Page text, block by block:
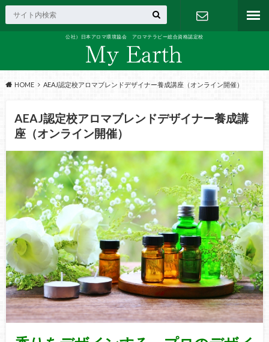
公社）日本アロマ環境協会 アロマテラピー総合資格認定校
HOME AEAJ認定校アロマブレンドデザイナー養成講座（オンライン開催）
AEAJ認定校アロマブレンドデザイナー養成講
座（オンライン開催）